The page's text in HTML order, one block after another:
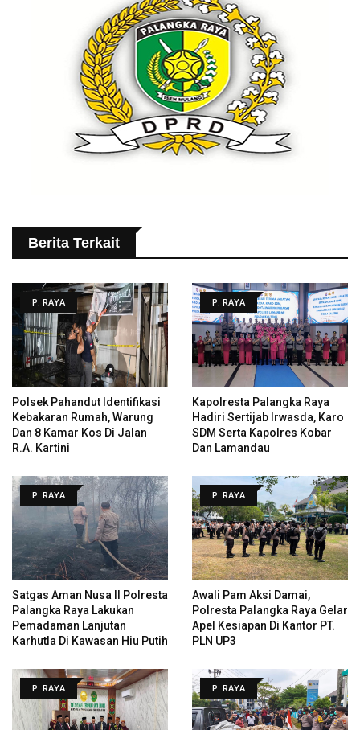
Berita Terkait
P. RAYA
Polsek Pahandut Identifikasi
Kebakaran Rumah, Warung
Dan 8 Kamar Kos Di Jalan
R.A. Kartini
P. RAYA
Kapolresta Palangka Raya
Hadiri Sertijab Irwasda, Karo
SDM Serta Kapolres Kobar
Dan Lamandau
P. RAYA
Satgas Aman Nusa II Polresta
Palangka Raya Lakukan
Pemadaman Lanjutan
Karhutla Di Kawasan Hiu Putih
P. RAYA
Awali Pam Aksi Damai,
Polresta Palangka Raya Gelar
Apel Kesiapan Di Kantor PT.
PLN UP3
P. RAYA P. RAYA